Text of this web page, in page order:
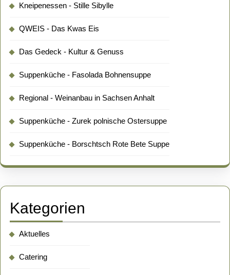
Kneipenessen - Stille Sibylle
QWEIS - Das Kwas Eis
Das Gedeck - Kultur & Genuss
Suppenküche - Fasolada Bohnensuppe
Regional - Weinanbau in Sachsen Anhalt
Suppenküche - Zurek polnische Ostersuppe
Suppenküche - Borschtsch Rote Bete Suppe
Kategorien
Aktuelles
Catering